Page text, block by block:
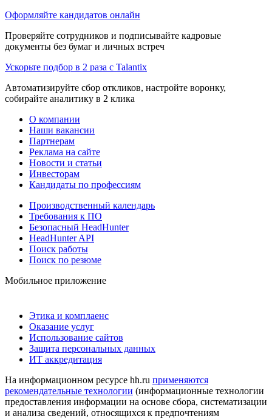
Оформляйте кандидатов онлайн
Проверяйте сотрудников и подписывайте кадровые
документы без бумаг и личных встреч
Ускорьте подбор в 2 раза с Talantix
Автоматизируйте сбор откликов, настройте воронку,
собирайте аналитику в 2 клика
О компании
Наши вакансии
Партнерам
Реклама на сайте
Новости и статьи
Инвесторам
Кандидаты по профессиям
Производственный календарь
Требования к ПО
Безопасный HeadHunter
HeadHunter API
Поиск работы
Поиск по резюме
Мобильное приложение
Этика и комплаенс
Оказание услуг
Использование сайтов
Защита персональных данных
ИТ аккредитация
На информационном ресурсе hh.ru применяются
рекомендательные технологии (информационные технологии
предоставления информации на основе сбора, систематизации
и анализа сведений, относящихся к предпочтениям